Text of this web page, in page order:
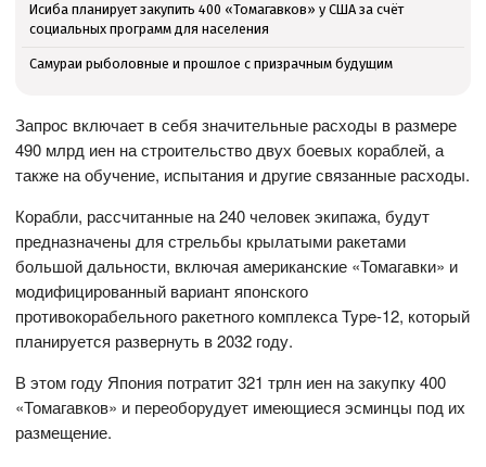
Исиба планирует закупить 400 «Томагавков» у США за счёт
социальных программ для населения
Самураи рыболовные и прошлое с призрачным будущим
Запрос включает в себя значительные расходы в размере
490 млрд иен на строительство двух боевых кораблей, а
также на обучение, испытания и другие связанные расходы.
Корабли, рассчитанные на 240 человек экипажа, будут
предназначены для стрельбы крылатыми ракетами
большой дальности, включая американские «Томагавки» и
модифицированный вариант японского
противокорабельного ракетного комплекса Type-12, который
планируется развернуть в 2032 году.
В этом году Япония потратит 321 трлн иен на закупку 400
«Томагавков» и переоборудует имеющиеся эсминцы под их
размещение.